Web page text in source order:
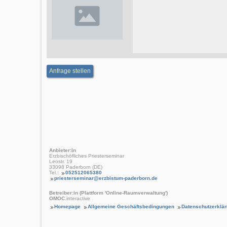
Anfrage stellen
Anbieter:in
Erzbischöfliches Priesterseminar
Leostr. 19
33098 Paderborn (DE)
Tel.:
052512065380
priesterseminar@erzbistum-paderborn.de
Betreiber:in (Plattform 'Online-Raumverwaltung')
OMOC .interactive
Homepage
Allgemeine Geschäftsbedingungen